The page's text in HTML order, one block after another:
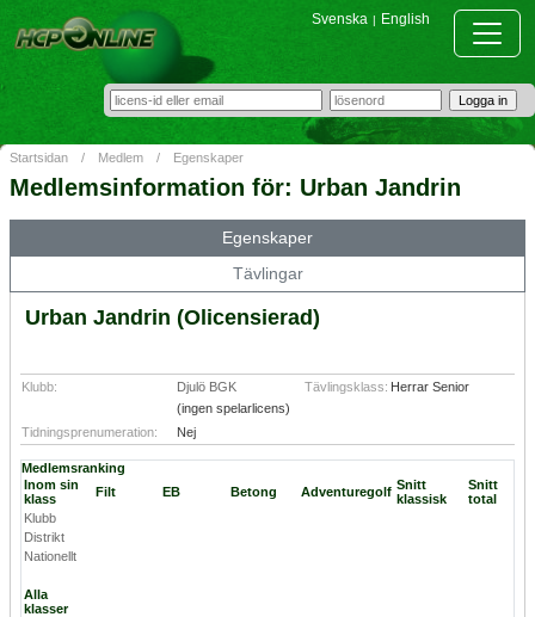
Svenska | English
Startsidan / Medlem / Egenskaper
Medlemsinformation för: Urban Jandrin
Egenskaper
Tävlingar
Urban Jandrin (Olicensierad)
Klubb:
Djulö BGK
(ingen spelarlicens)
Tävlingsklass: Herrar Senior
Tidningsprenumeration: Nej
Medlemsranking
Inom sin
klass
Filt EB Betong Adventuregolf Snitt
klassisk
Snitt
total
Klubb
Distrikt
Nationellt
Alla
klasser